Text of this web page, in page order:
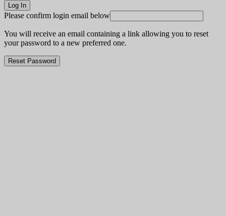
Please confirm login email below
You will receive an email containing a link allowing you to reset
your password to a new preferred one.